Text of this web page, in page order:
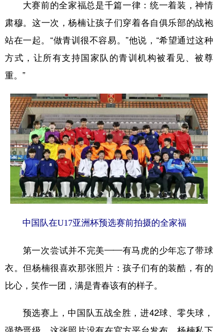
大赛前的全家福总是千篇一律：统一着装，神情
肃穆。这一次，杨楠让孩子们穿着各自俱乐部的战袍
站在一起。“做青训很不容易。”他说，“希望通过这种
方式，让所有支持国家队的青训机构被看见、被尊
重。”
中国队在U17亚洲杯预选赛前拍摄的全家福
第一次尝试并不完美——有马虎的少年忘了带球
衣。但杨楠很喜欢那张照片：孩子们有的装酷，有的
比心，笑作一团，满是青春该有的样子。
预选赛上，中国队五战全胜，进42球、零失球，
强势晋级。这张照片没有在官方平台发布，杨楠私下